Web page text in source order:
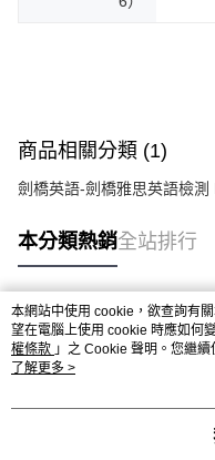
商品相關分類 (1)
劍橋英語-劍橋雅思英語檢測
本分類熱銷全站排行
熱門標籤
本網站中使用 cookie，欲查詢有
望在電腦上使用 cookie 時應如何
權條款 」之 Cookie 聲明。您繼
用條款之 Cookie 聲明使用 cookie。
了解更多 >